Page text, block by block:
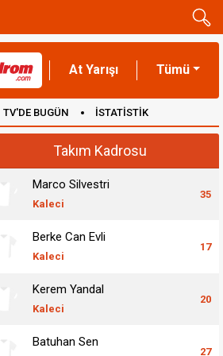
At Yarışı Tümü
TV'DE BUGÜN İSTATİSTİK
Takım Kadrosu
Marco Silvestri
Kaleci
35
Berke Can Evli
Kaleci
17
Kerem Yandal
Kaleci
20
Batuhan Sen
27